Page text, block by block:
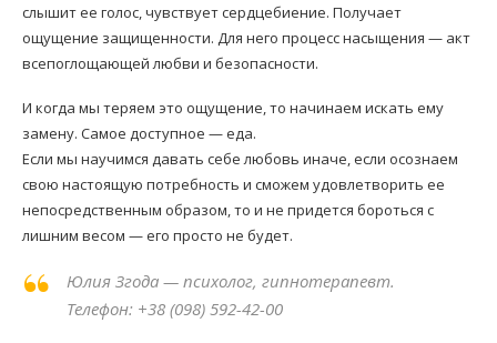
слышит ее голос, чувствует сердцебиение. Получает
ощущение защищенности. Для него процесс насыщения — акт
всепоглощающей любви и безопасности.
И когда мы теряем это ощущение, то начинаем искать ему
замену. Самое доступное — еда.
Если мы научимся давать себе любовь иначе, если осознаем
свою настоящую потребность и сможем удовлетворить ее
непосредственным образом, то и не придется бороться с
лишним весом — его просто не будет.
Юлия Згода — психолог, гипнотерапевт.
Телефон: +38 (098) 592-42-00